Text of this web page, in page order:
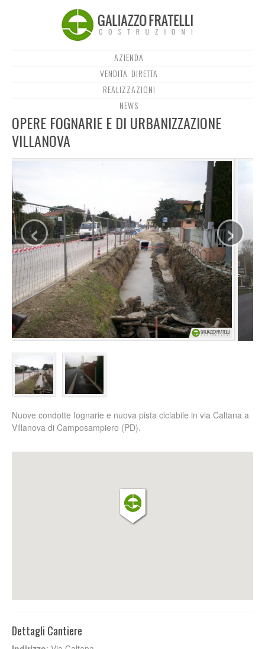
AZIENDA
VENDITA DIRETTA
REALIZZAZIONI
NEWS
OPERE FOGNARIE E DI URBANIZZAZIONE
VILLANOVA
‹ ›
Nuove condotte fognarie e nuova pista ciclabile in via Caltana a
Villanova di Camposampiero (PD).
Dettagli Cantiere